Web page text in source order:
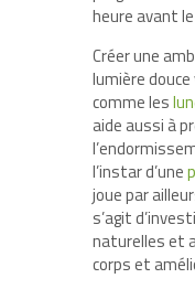
heure avant le
Créer une
lumière
comme les
aide aussi à
l’instar d’une
joue par
s’agit
naturelles et
corps et